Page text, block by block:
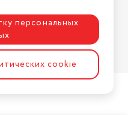
ASTDESIGN
персональных
cookie